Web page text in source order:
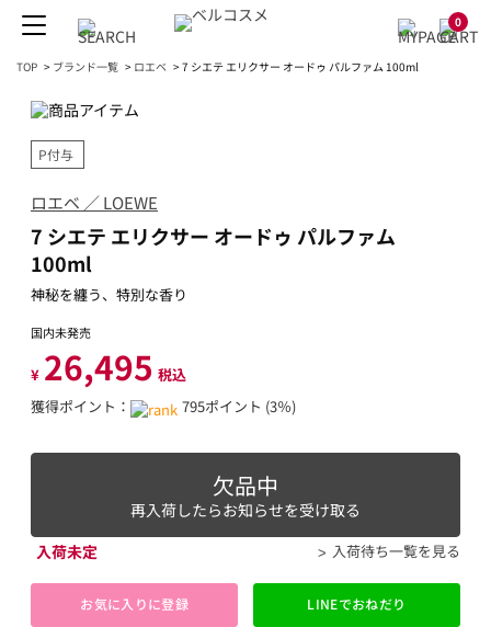
0
TOP > ブランド一覧 > ロエベ >7 シエテ エリクサー オードゥ パルファム 100ml
P付与
ロエベ ／ LOEWE
7 シエテ エリクサー オードゥ パルファム
100ml
神秘を纏う、特別な香り
国内未発売
¥ 26,495 税込
獲得ポイント：
795ポイント (3％)
欠品中
再入荷したらお知らせを受け取る
入荷未定
入荷待ち一覧を見る
お気に入りに登録 LINEでおねだり